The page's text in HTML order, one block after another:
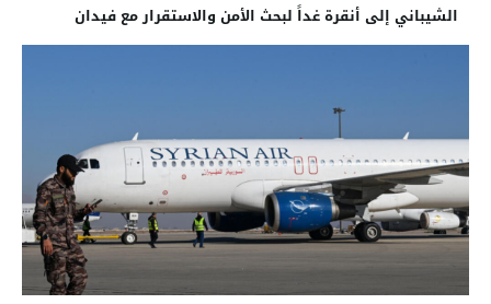
الشيباني إلى أنقرة غداً لبحث الأمن والاستقرار مع فيدان